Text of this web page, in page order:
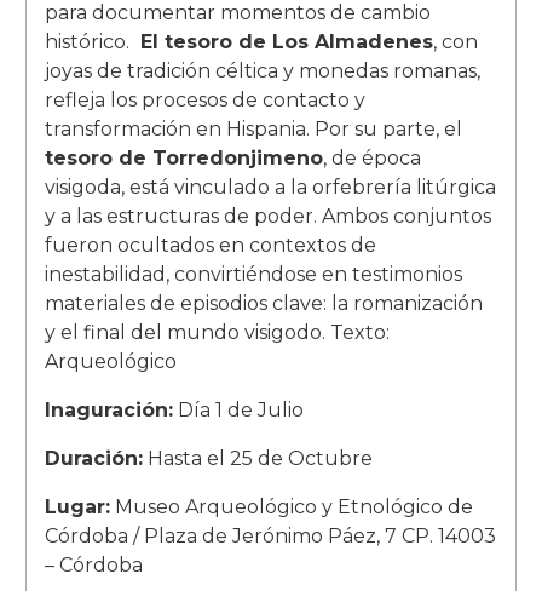
para documentar momentos de cambio
histórico. El tesoro de Los Almadenes, con
joyas de tradición céltica y monedas romanas,
refleja los procesos de contacto y
transformación en Hispania. Por su parte, el
tesoro de Torredonjimeno, de época
visigoda, está vinculado a la orfebrería litúrgica
y a las estructuras de poder. Ambos conjuntos
fueron ocultados en contextos de
inestabilidad, convirtiéndose en testimonios
materiales de episodios clave: la romanización
y el final del mundo visigodo. Texto:
Arqueológico
Inaguración:Día 1 de Julio
Duración:Hasta el 25 de Octubre
Lugar:Museo Arqueológico y Etnológico de
Córdoba / Plaza de Jerónimo Páez, 7 CP. 14003
– Córdoba